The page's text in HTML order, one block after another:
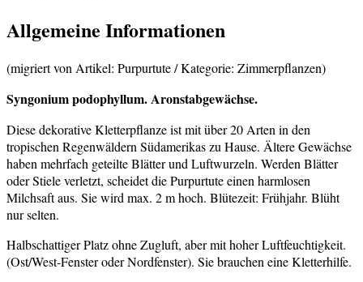
Allgemeine Informationen
(migriert von Artikel: Purpurtute / Kategorie: Zimmerpflanzen)
Syngonium podophyllum. Aronstabgewächse.
Diese dekorative Kletterpflanze ist mit über 20 Arten in den
tropischen Regenwäldern Südamerikas zu Hause. Ältere Gewächse
haben mehrfach geteilte Blätter und Luftwurzeln. Werden Blätter
oder Stiele verletzt, scheidet die Purpurtute einen harmlosen
Milchsaft aus. Sie wird max. 2 m hoch. Blütezeit: Frühjahr. Blüht
nur selten.
Halbschattiger Platz ohne Zugluft, aber mit hoher Luftfeuchtigkeit.
(Ost/West-Fenster oder Nordfenster). Sie brauchen eine Kletterhilfe.